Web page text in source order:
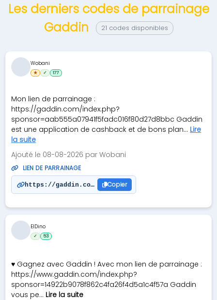
Les derniers codes de parrainage
Gaddin
21 codes disponibles
Mon lien de parrainage :
https://gaddin.com/index.php?
sponsor=aab555a07941f5fadc016f80d27d8bbc Gaddin
est une application de cashback et de bons plan... Lire
la suite
Ajouté le 08-08-2026 par Wobani
LIEN DE PARRAINAGE
https://gaddin.com/ Copier
Wobani
★ ✓ 177
♥ Gagnez avec Gaddin ! Avec mon lien de parrainage :
https://www.gaddin.com/index.php?
sponsor=14922b9078f862c4fa26f4d5a1c4f57a Gaddin
vous pe... Lire la suite
ElDino
✓ 53